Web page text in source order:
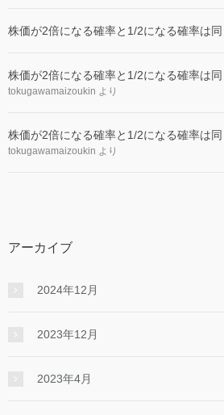
株価が2倍になる確率と1/2になる確率は同
株価が2倍になる確率と1/2になる確率は同
tokugawamaizoukin より
株価が2倍になる確率と1/2になる確率は同
tokugawamaizoukin より
アーカイブ
2024年12月
2023年12月
2023年4月